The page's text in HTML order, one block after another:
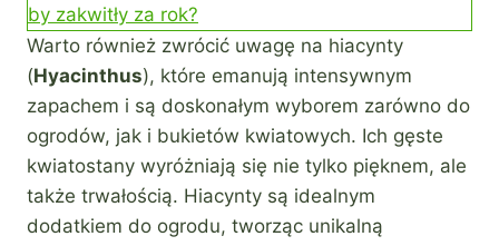
by zakwitły za rok?
Warto również zwrócić uwagę na hiacynty
(Hyacinthus), które emanują intensywnym
zapachem i są doskonałym wyborem zarówno do
ogrodów, jak i bukietów kwiatowych. Ich gęste
kwiatostany wyróżniają się nie tylko pięknem, ale
także trwałością. Hiacynty są idealnym
dodatkiem do ogrodu, tworząc unikalną